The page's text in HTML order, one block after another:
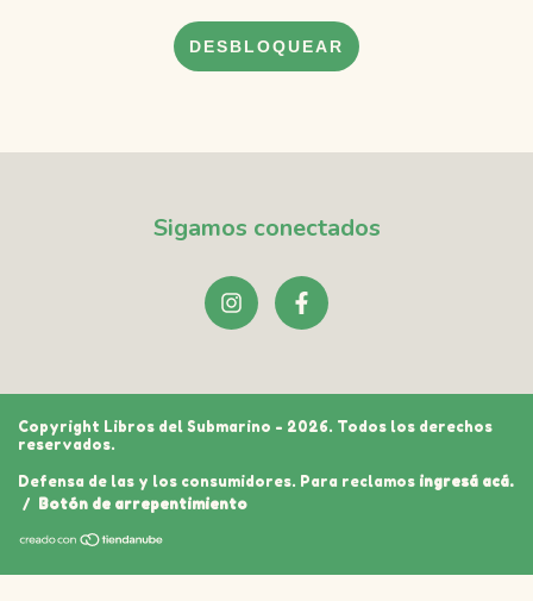
DESBLOQUEAR
Sigamos conectados
Copyright Libros del Submarino - 2026. Todos los derechos
reservados.
Defensa de las y los consumidores. Para reclamos ingresá acá.
/ Botón de arrepentimiento